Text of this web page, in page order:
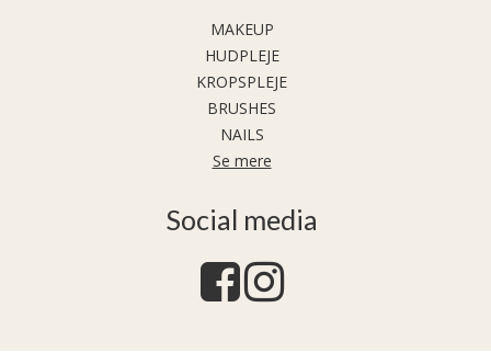
MAKEUP
HUDPLEJE
KROPSPLEJE
BRUSHES
NAILS
Se mere
Social media